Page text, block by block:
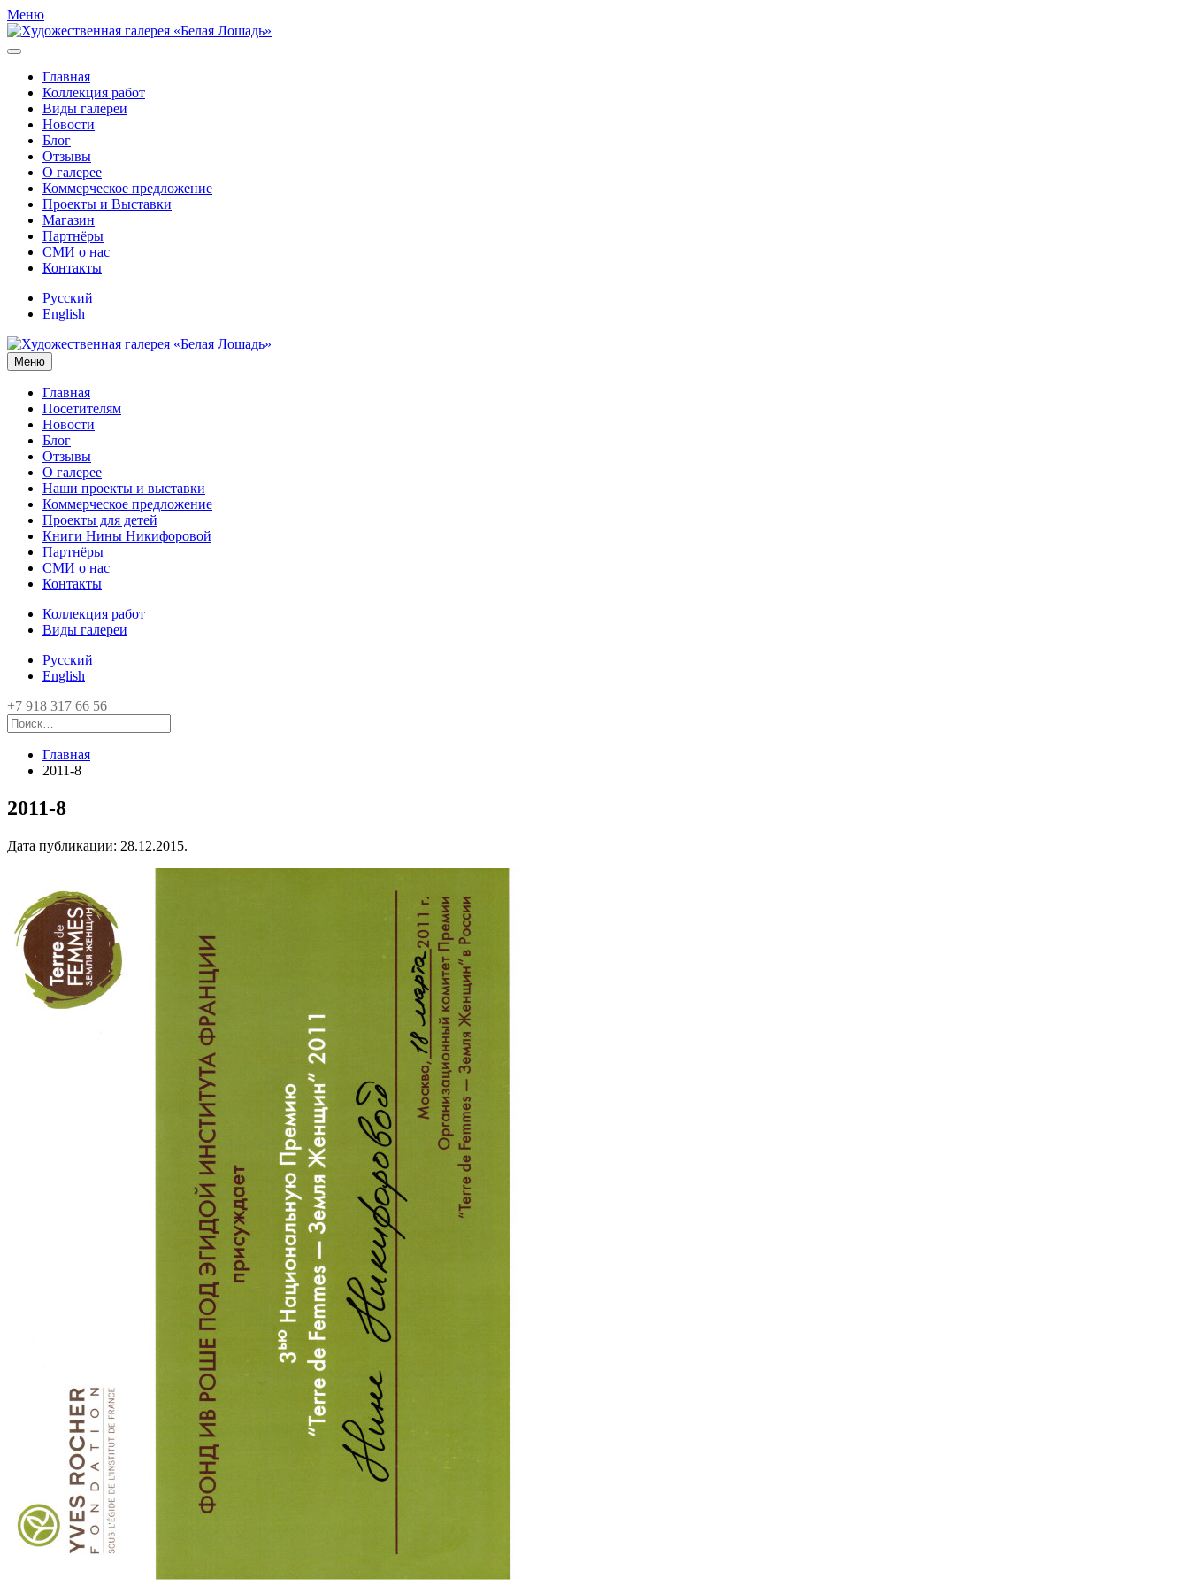
Меню
Главная
Коллекция работ
Виды галереи
Новости
Блог
Отзывы
О галерее
Коммерческое предложение
Проекты и Выставки
Магазин
Партнёры
СМИ о нас
Контакты
Русский
English
Меню
Главная
Посетителям
Новости
Блог
Отзывы
О галерее
Наши проекты и выставки
Коммерческое предложение
Проекты для детей
Книги Нины Никифоровой
Партнёры
СМИ о нас
Контакты
Коллекция работ
Виды галереи
Русский
English
+7 918 317 66 56
Главная
2011-8
2011-8
Дата публикации: 28.12.2015.